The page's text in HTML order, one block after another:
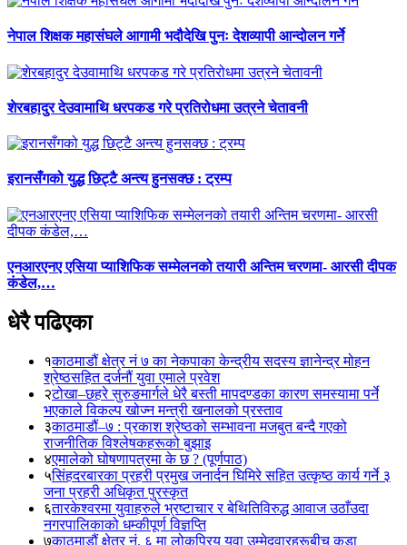
नेपाल शिक्षक महासंघले आगामी भदौदेखि पुनः देशव्यापी आन्दोलन गर्ने
शेरबहादुर देउवामाथि धरपकड गरे प्रतिरोधमा उत्रने चेतावनी
इरानसँगको युद्ध छिट्टै अन्त्य हुनसक्छ : ट्रम्प
एनआरएनए एसिया प्याशिफिक सम्मेलनको तयारी अन्तिम चरणमा- आरसी दीपक
कंडेल,…
धेरै पढिएका
१काठमाडौं क्षेत्र नं ७ का नेकपाका केन्द्रीय सदस्य ज्ञानेन्द्र मोहन
श्रेष्ठसहित दर्जनौं युवा एमाले प्रवेश
२टोखा–छहरे सुरुङमार्गले धेरै बस्ती मापदण्डका कारण समस्यामा पर्ने
भएकाले विकल्प खोज्न मन्त्री खनालको प्रस्ताव
३काठमाडौं–७ : प्रकाश श्रेष्ठको सम्भावना मजबुत बन्दै गएको
राजनीतिक विश्लेषकहरूको बुझाइ
४एमालेको घोषणापत्रमा के छ ? (पूर्णपाठ)
५सिंहदरबारका प्रहरी प्रमुख जनार्दन घिमिरे सहित उत्कृष्ठ कार्य गर्ने ३
जना प्रहरी अधिकृत पुरस्कृत
६तारकेश्वरमा युवाहरुले भ्रष्टाचार र बेथितिविरुद्ध आवाज उठाँउदा
नगरपालिकाको धम्कीपूर्ण विज्ञप्ति
७काठमाडौं क्षेत्र नं. ६ मा लोकप्रिय युवा उम्मेदवारहरूबीच कडा